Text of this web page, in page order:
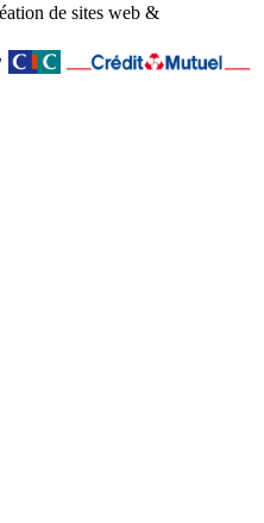
de sites web &